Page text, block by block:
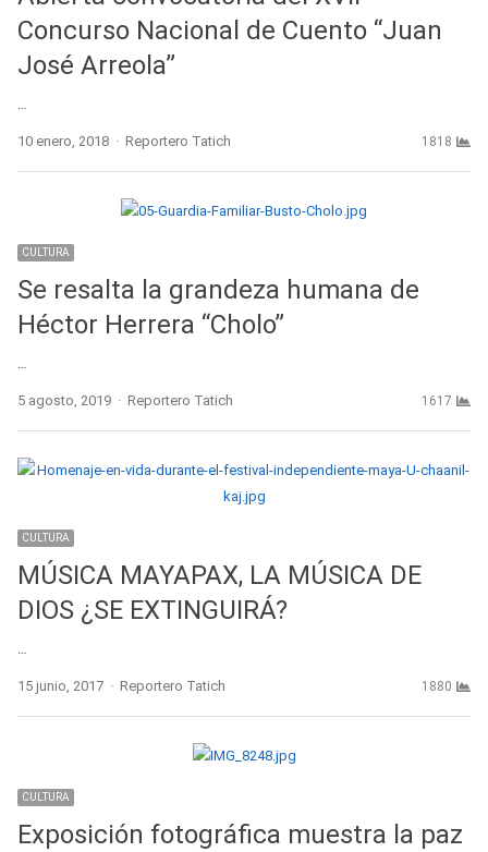
Concurso Nacional de Cuento “Juan
José Arreola”
…
10 enero, 2018 Author
Reportero Tatich 1818
CULTURA
Se resalta la grandeza humana de
Héctor Herrera “Cholo”
…
5 agosto, 2019 Author
Reportero Tatich 1617
CULTURA
MÚSICA MAYAPAX, LA MÚSICA DE
DIOS ¿SE EXTINGUIRÁ?
15 junio, 2017 Author
Reportero Tatich 1880
CULTURA
Exposición fotográfica muestra la paz